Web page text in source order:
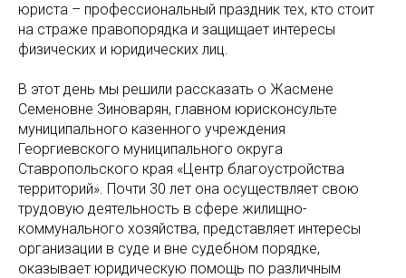
юриста – профессиональный праздник тех, кто стоит
на страже правопорядка и защищает интересы
физических и юридических лиц.
В этот день мы решили рассказать о Жасмене
Семеновне Зиноварян, главном юрисконсульте
муниципального казенного учреждения
Георгиевского муниципального округа
Ставропольского края «Центр благоустройства
территорий». Почти 30 лет она осуществляет свою
трудовую деятельность в сфере жилищно-
коммунального хозяйства, представляет интересы
организации в суде и вне судебном порядке,
оказывает юридическую помощь по различным